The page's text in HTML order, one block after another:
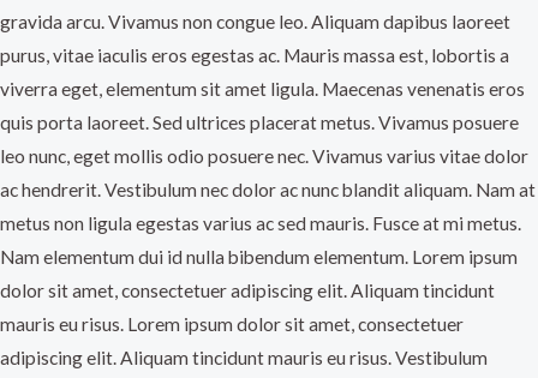
gravida arcu. Vivamus non congue leo. Aliquam dapibus laoreet
purus, vitae iaculis eros egestas ac. Mauris massa est, lobortis a
viverra eget, elementum sit amet ligula. Maecenas venenatis eros
quis porta laoreet. Sed ultrices placerat metus. Vivamus posuere
leo nunc, eget mollis odio posuere nec. Vivamus varius vitae dolor
ac hendrerit. Vestibulum nec dolor ac nunc blandit aliquam. Nam at
metus non ligula egestas varius ac sed mauris. Fusce at mi metus.
Nam elementum dui id nulla bibendum elementum. Lorem ipsum
dolor sit amet, consectetuer adipiscing elit. Aliquam tincidunt
mauris eu risus. Lorem ipsum dolor sit amet, consectetuer
adipiscing elit. Aliquam tincidunt mauris eu risus. Vestibulum